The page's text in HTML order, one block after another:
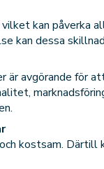
vilket kan
kan dessa
avgörande för
kostsam.